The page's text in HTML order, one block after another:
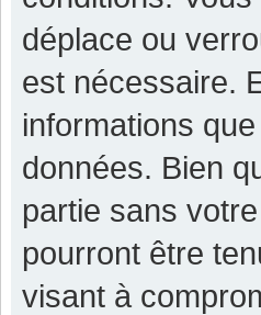
déplace ou
est nécessaire.
informations
données. Bien
partie sans
pourront être
visant à